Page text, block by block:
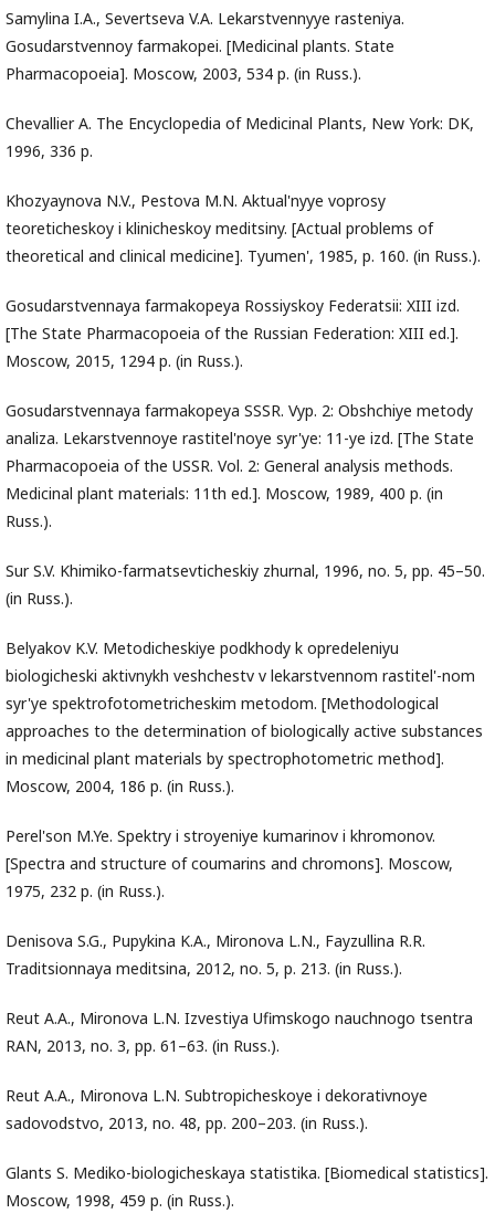
Samylina I.A., Severtseva V.A. Lekarstvennyye rasteniya.
Gosudarstvennoy farmakopei. [Medicinal plants. State
Pharmacopoeia]. Moscow, 2003, 534 p. (in Russ.).
Chevallier A. The Encyclopedia of Medicinal Plants, New York: DK,
1996, 336 p.
Khozyaynova N.V., Pestova M.N. Aktual'nyye voprosy
teoreticheskoy i klinicheskoy meditsiny. [Actual problems of
theoretical and clinical medicine]. Tyumen', 1985, p. 160. (in Russ.).
Gosudarstvennaya farmakopeya Rossiyskoy Federatsii: XIII izd.
[The State Pharmacopoeia of the Russian Federation: XIII ed.].
Moscow, 2015, 1294 p. (in Russ.).
Gosudarstvennaya farmakopeya SSSR. Vyp. 2: Obshchiye metody
analiza. Lekarstvennoye rastitel'noye syr'ye: 11-ye izd. [The State
Pharmacopoeia of the USSR. Vol. 2: General analysis methods.
Medicinal plant materials: 11th ed.]. Moscow, 1989, 400 p. (in
Russ.).
Sur S.V. Khimiko-farmatsevticheskiy zhurnal, 1996, no. 5, pp. 45–50.
(in Russ.).
Belyakov K.V. Metodicheskiye podkhody k opredeleniyu
biologicheski aktivnykh veshchestv v lekarstvennom rastitel'-nom
syr'ye spektrofotometricheskim metodom. [Methodological
approaches to the determination of biologically active substances
in medicinal plant materials by spectrophotometric method].
Moscow, 2004, 186 p. (in Russ.).
Perel'son M.Ye. Spektry i stroyeniye kumarinov i khromonov.
[Spectra and structure of coumarins and chromons]. Moscow,
1975, 232 p. (in Russ.).
Denisova S.G., Pupykina K.A., Mironova L.N., Fayzullina R.R.
Traditsionnaya meditsina, 2012, no. 5, p. 213. (in Russ.).
Reut A.A., Mironova L.N. Izvestiya Ufimskogo nauchnogo tsentra
RAN, 2013, no. 3, pp. 61–63. (in Russ.).
Reut A.A., Mironova L.N. Subtropicheskoye i dekorativnoye
sadovodstvo, 2013, no. 48, pp. 200–203. (in Russ.).
Glants S. Mediko-biologicheskaya statistika. [Biomedical statistics].
Moscow, 1998, 459 p. (in Russ.).